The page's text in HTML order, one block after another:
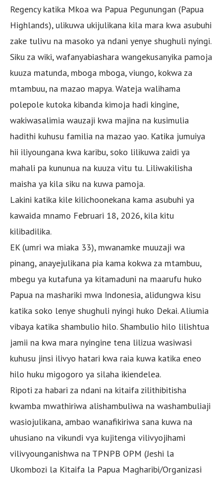
Regency katika Mkoa wa Papua Pegunungan (Papua
Highlands), ulikuwa ukijulikana kila mara kwa asubuhi
zake tulivu na masoko ya ndani yenye shughuli nyingi.
Siku za wiki, wafanyabiashara wangekusanyika pamoja
kuuza matunda, mboga mboga, viungo, kokwa za
mtambuu, na mazao mapya. Wateja walihama
polepole kutoka kibanda kimoja hadi kingine,
wakiwasalimia wauzaji kwa majina na kusimulia
hadithi kuhusu familia na mazao yao. Katika jumuiya
hii iliyoungana kwa karibu, soko lilikuwa zaidi ya
mahali pa kununua na kuuza vitu tu. Liliwakilisha
maisha ya kila siku na kuwa pamoja.
Lakini katika kile kilichoonekana kama asubuhi ya
kawaida mnamo Februari 18, 2026, kila kitu
kilibadilika.
EK (umri wa miaka 33), mwanamke muuzaji wa
pinang, anayejulikana pia kama kokwa za mtambuu,
mbegu ya kutafuna ya kitamaduni na maarufu huko
Papua na mashariki mwa Indonesia, alidungwa kisu
katika soko lenye shughuli nyingi huko Dekai. Aliumia
vibaya katika shambulio hilo. Shambulio hilo lilishtua
jamii na kwa mara nyingine tena lilizua wasiwasi
kuhusu jinsi ilivyo hatari kwa raia kuwa katika eneo
hilo huku migogoro ya silaha ikiendelea.
Ripoti za habari za ndani na kitaifa zilithibitisha
kwamba mwathiriwa alishambuliwa na washambuliaji
wasiojulikana, ambao wanafikiriwa sana kuwa na
uhusiano na vikundi vya kujitenga vilivyojihami
vilivyounganishwa na TPNPB OPM (Jeshi la
Ukombozi la Kitaifa la Papua Magharibi/Organizasi